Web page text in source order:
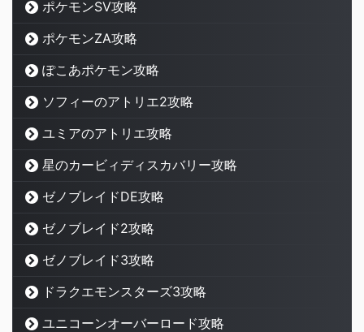
ポケモンSV攻略
ポケモンZA攻略
ぽこあポケモン攻略
ソフィーのアトリエ2攻略
ユミアのアトリエ攻略
星のカービィディスカバリー攻略
ゼノブレイドDE攻略
ゼノブレイド2攻略
ゼノブレイド3攻略
ドラクエモンスターズ3攻略
ユニコーンオーバーロード攻略